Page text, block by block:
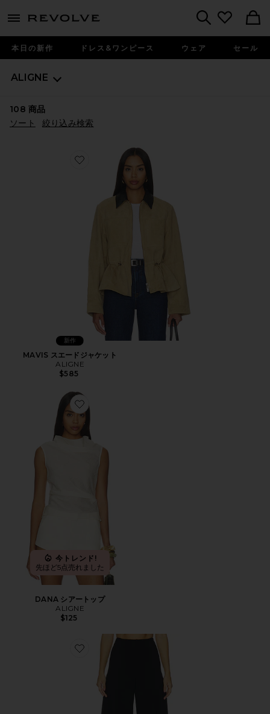
menu - shows more content
本日の新作 ドレス&ワンピース ウェア セール
ALIGNE
108 商品
ソート
絞り込み検索
Favorite MAVIS スエードジャケット
新作
MAVIS スエードジャケット
ALIGNE
$585
Favorite DANA シアートップ
今トレンド!
先ほど5点売れました
DANA シアートップ
ALIGNE
$125
Favorite HOUSTON ポンテバルーントラウザー